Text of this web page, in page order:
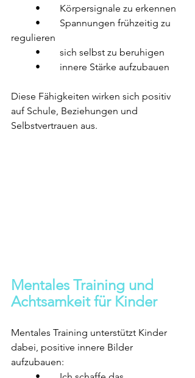
	•	Körpersignale zu erkennen
regulieren
	•	sich selbst zu beruhigen
	•	innere Stärke aufzubauen
Diese Fähigkeiten wirken sich positiv
auf Schule, Beziehungen und
Selbstvertrauen aus.
Mentales Training und
Achtsamkeit für Kinder
Mentales Training unterstützt Kinder
dabei, positive innere Bilder
aufzubauen: